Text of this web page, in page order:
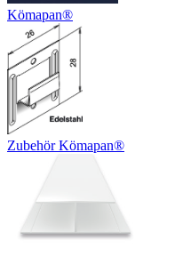
Kömapan®
Zubehör Kömapan®